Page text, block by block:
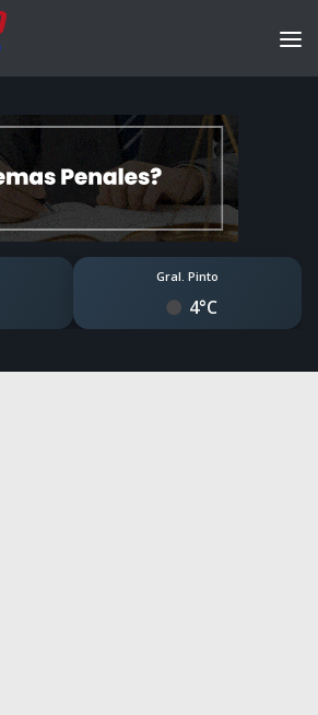
Gral. Pinto
4°C